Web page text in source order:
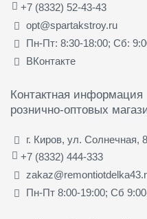
+7 (8332) 52-43-43
opt@spartakstroy.ru
Пн-Пт: 8:30-18:00; Сб:
ВКонтакте
Контактная информация
рознично-оптовых
г. Киров, ул. Солнечная,
+7 (8332) 444-333
Пн-Пт 8:00-19:00; Сб